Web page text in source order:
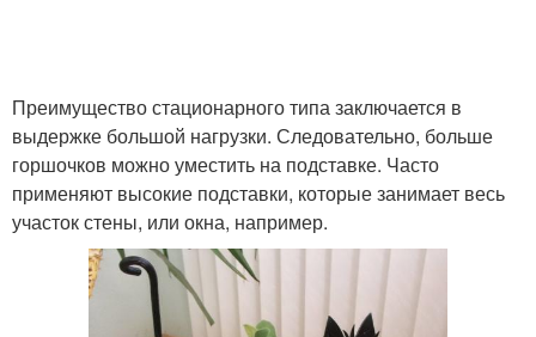
Преимущество стационарного типа заключается в
выдержке большой нагрузки. Следовательно, больше
горшочков можно уместить на подставке. Часто
применяют высокие подставки, которые занимает весь
участок стены, или окна, например.